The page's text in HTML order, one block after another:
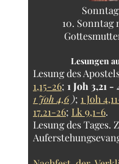
10. Sonntag
Lesungen
Lesung des
1,15-26; 1 Joh 3,21 -
1 Joh 4,6); 1 Joh
17.21-26; Lk 9,1-6.
Lesung des Tages.